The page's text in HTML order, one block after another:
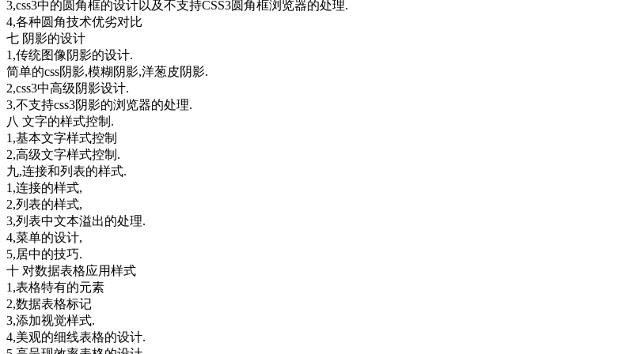
3,css3中的圆角框的设计以及不支持CSS3圆角框浏览器的处理.
4,各种圆角技术优劣对比
七 阴影的设计
1,传统图像阴影的设计.
简单的css阴影,模糊阴影,洋葱皮阴影.
2,css3中高级阴影设计.
3,不支持css3阴影的浏览器的处理.
八 文字的样式控制.
1,基本文字样式控制
2,高级文字样式控制.
九,连接和列表的样式.
1,连接的样式,
2,列表的样式,
3,列表中文本溢出的处理.
4,菜单的设计,
5,居中的技巧.
十 对数据表格应用样式
1,表格特有的元素
2,数据表格标记
3,添加视觉样式.
4,美观的细线表格的设计.